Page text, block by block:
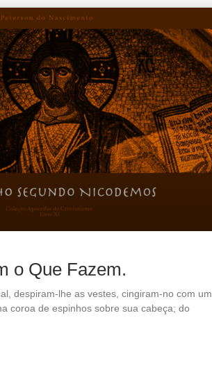
o Que Fazem.
despiram-lhe as vestes, cingiram-no com um
coroa de espinhos sobre sua cabeça; do